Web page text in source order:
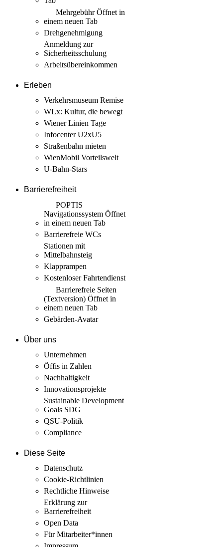
MehrgebührÖffnet in
einem neuen Tab
Drehgenehmigung
Anmeldung zur
Sicherheits­schulung
Arbeits­übereinkommen
Erleben
Verkehrsmuseum Remise
WLx: Kultur, die bewegt
Wiener Linien Tage
Infocenter U2xU5
Straßenbahn mieten
WienMobil Vorteilswelt
U-Bahn-Stars
Barrierefreiheit
POPTIS
Navigationssystem Öffnet
in einem neuen Tab
Barrierefreie WCs
Stationen mit
Mittelbahnsteig
Klapprampen
Kostenloser Fahrtendienst
Barrierefreie Seiten
(Textversion) Öffnet in
einem neuen Tab
Gebärden-Avatar
Über uns
Unternehmen
Öffis in Zahlen
Nachhaltigkeit
Innovations­projekte
Sustainable Development
Goals SDG
QSU-Politik
Compliance
Diese Seite
Datenschutz
Cookie-Richtlinien
Rechtliche Hinweise
Erklärung zur
Barrierefreiheit
Open Data
Für Mitarbeiter­*innen